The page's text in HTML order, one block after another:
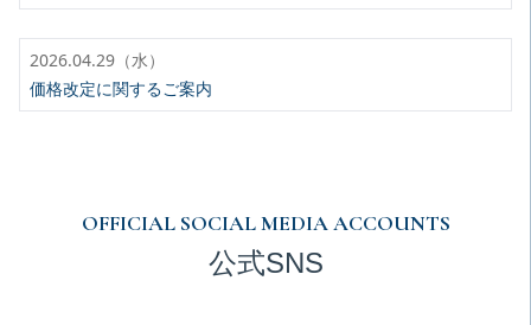
2026.04.29（水）
価格改定に関するご案内
OFFICIAL SOCIAL MEDIA ACCOUNTS
公式SNS